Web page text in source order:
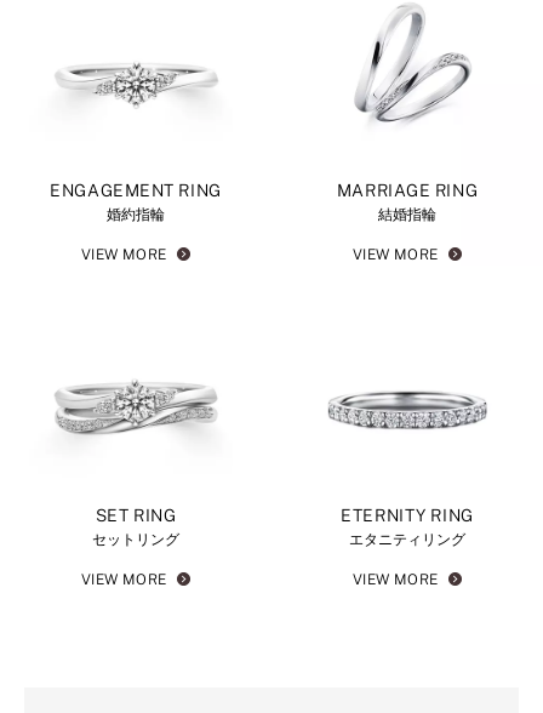
ENGAGEMENT RING
婚約指輪
VIEW MORE
MARRIAGE RING
結婚指輪
VIEW MORE
SET RING
セットリング
VIEW MORE
ETERNITY RING
エタニティリング
VIEW MORE